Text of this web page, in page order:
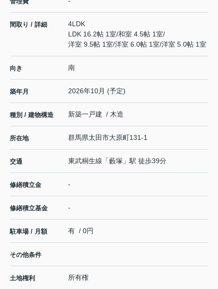
間取り / 詳細
4LDK
LDK 16.2帖 1室/和室 4.5帖 1室/
洋室 9.5帖 1室/洋室 6.0帖 1室/洋室 5.0帖 1室
向き 南
築年月 2026年10月 (予定)
種別 / 建物構造 新築一戸建 / 木造
所在地 群馬県太田市大原町131-1
交通 東武桐生線 「藪塚 」駅 徒歩39分
修繕積立金 -
修繕積立基金 -
駐車場 / 月額 有 / 0円
その他条件
土地権利 所有権